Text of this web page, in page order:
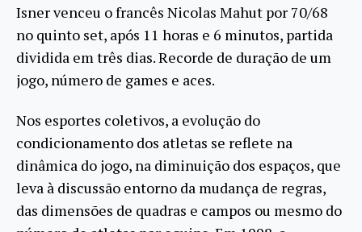
Isner venceu o francês Nicolas Mahut por 70/68
no quinto set, após 11 horas e 6 minutos, partida
dividida em três dias. Recorde de duração de um
jogo, número de games e aces.
Nos esportes coletivos, a evolução do
condicionamento dos atletas se reflete na
dinâmica do jogo, na diminuição dos espaços, que
leva à discussão entorno da mudança de regras,
das dimensões de quadras e campos ou mesmo do